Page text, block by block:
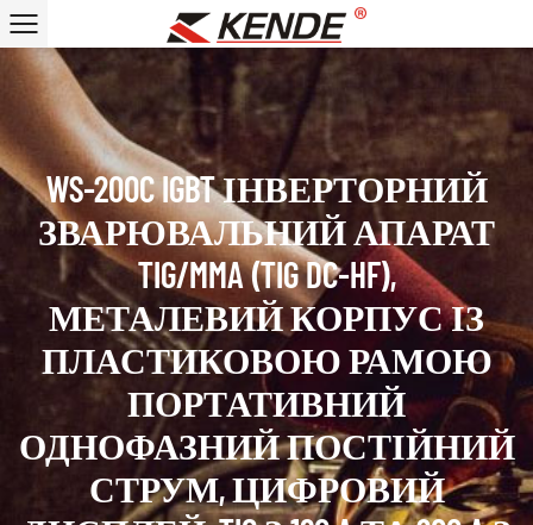
WS-200C IGBT ІНВЕРТОРНИЙ
ЗВАРЮВАЛЬНИЙ АПАРАТ
TIG/MMA (TIG DC-HF),
МЕТАЛЕВИЙ КОРПУС ІЗ
ПЛАСТИКОВОЮ РАМОЮ
ПОРТАТИВНИЙ
ОДНОФАЗНИЙ ПОСТІЙНИЙ
СТРУМ, ЦИФРОВИЙ